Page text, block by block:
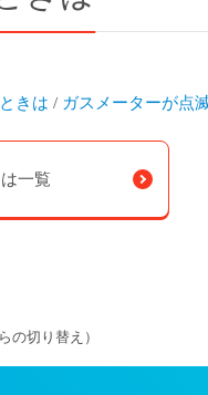
きは / ガスメーターが点
一覧
の切り替え）